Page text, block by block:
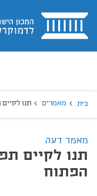
בית
בית מאמרים תנו
מאמר דעה
תנו לקיים
הפתוח